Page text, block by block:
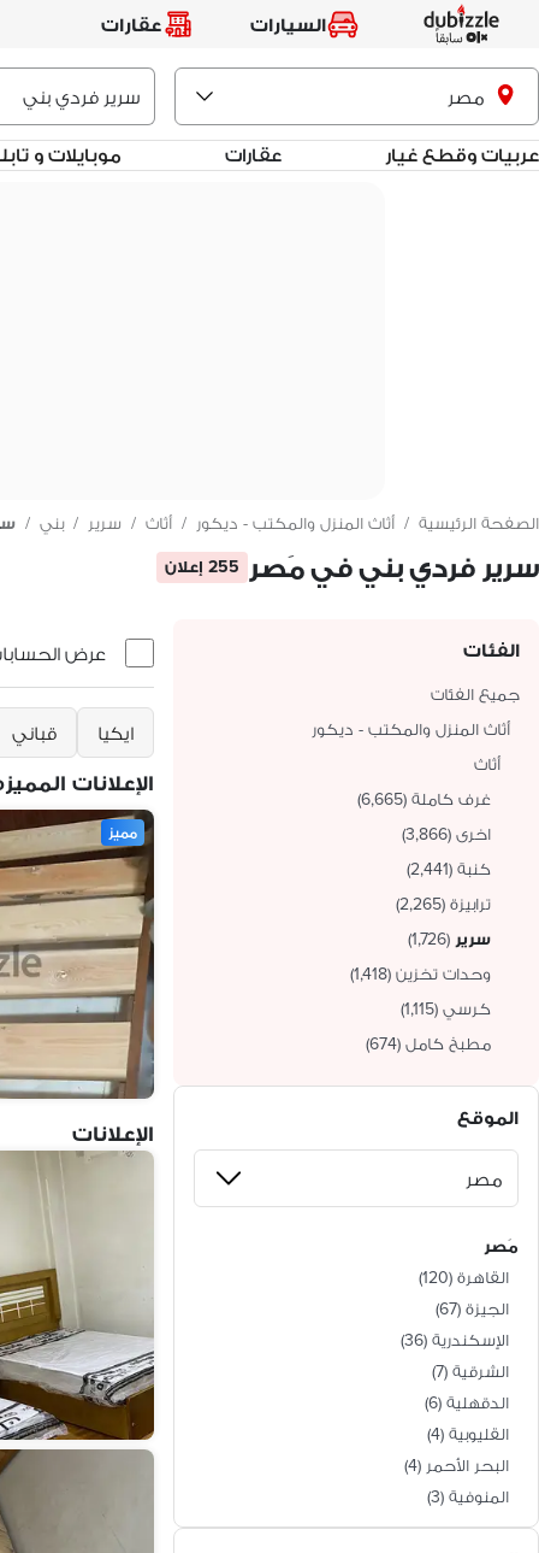
السيارات عقارات
مصر
عربيات وقطع غيار عقارات موبايلات و
الصفحة الرئيسية / أثاث المنزل والمكتب - ديكور / أثاث / سرير / بني /
سرير فردي بني في مَصر 255 إعلان
الفئات
جميع الفئات
أثاث المنزل والمكتب - ديكور
أثاث
غرف كاملة (
6,665
)
اخرى (
3,866
)
كنبة (
2,441
)
ترابيزة (
2,265
)
سرير (
1,726
)
وحدات تخزين (
1,418
)
كرسي (
1,115
)
مطبخ كامل (
674
)
الموقع
مَصر
القاهرة (
120
)
الجيزة (
67
)
الإسكندرية (
36
)
الشرقية (
7
)
الدقهلية (
6
)
القليوبية (
4
)
البحر الأحمر (
4
)
المنوفية (
3
)
الغربية (
3
)
عرض
ايكيا قباني
الإعلانات
مميز
الإعلانات